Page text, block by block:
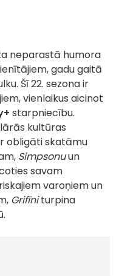
neparastā humora
gadu gaitā
Šī 22. sezona ir
vienlaikus aicinot
starpniecību.
kultūras
obligāti skatāmu
Simpsonuun
savam
varoņiem un
Grifīniturpina